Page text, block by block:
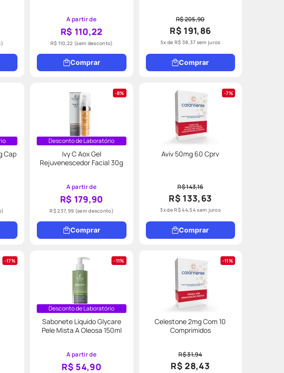
A partir de
R$ 110,22
R$ 110,22 (sem desconto)
Comprar
R$ 205,90
R$ 191,86
5x de R$ 38,37 sem juros
Comprar
Cap
8%
Desconto de Laboratório
Ivy C Aox Gel
Rejuvenescedor Facial 30g
A partir de
R$ 179,90
R$ 237,99 (sem desconto)
Comprar
7%
Aviv 50mg 60 Cprv
R$ 143,16
R$ 133,63
3x deR$44,54sem juros
Comprar
17% 11%
Desconto de Laboratório
Sabonete Líquido Glycare
Pele Mista A Oleosa 150ml
A partir de
R$ 54,90
11%
Celestone 2mg Com 10
Comprimidos
R$ 31,94
R$ 28,43